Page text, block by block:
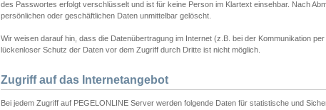
des Passwortes erfolgt verschlüsselt und ist für keine Person im Klartext einsehbar. Nach
persönlichen oder geschäftlichen Daten unmittelbar gelöscht.
Wir weisen darauf hin, dass die Datenübertragung im Internet (z.B. bei der Kommunikation
lückenloser Schutz der Daten vor dem Zugriff durch Dritte ist nicht möglich.
Zugriff auf das Internetangebot
Bei jedem Zugriff auf PEGELONLINE Server werden folgende Daten für statistische und